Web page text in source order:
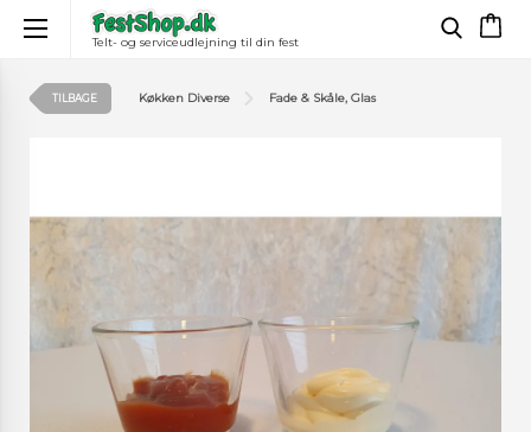
Telt- og serviceudlejning til din fest
TILBAGE Køkken Diverse Fade & Skåle, Glas